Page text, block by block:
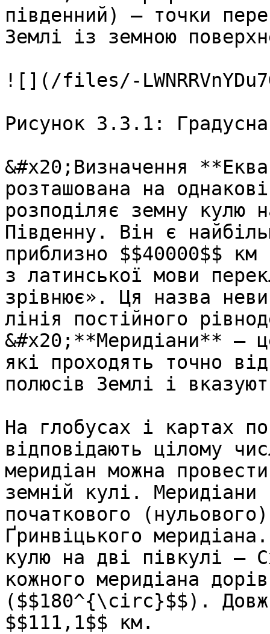
пiвденний) – точки
Землi iз земною
![](/files/-
Рисунок 3.3.1:
&#x20;Визначення
розташована на
розподiляє земну
Пiвденну. Вiн є
приблизно $$40000$$
з латинської мови
зрiвнює». Ця назва
лiнiя постiйного
&#x20;**Меридiани**
якi проходять точно
полюсiв Землi i
На глобусах і картах
відповідають цілому
меридіан можна
земній кулі. Меридіани
початкового
Ґринвіцького
кулю на дві півкулі –
кожного меридіана
($$180^{\circ}$$).
$$111,1$$ км.